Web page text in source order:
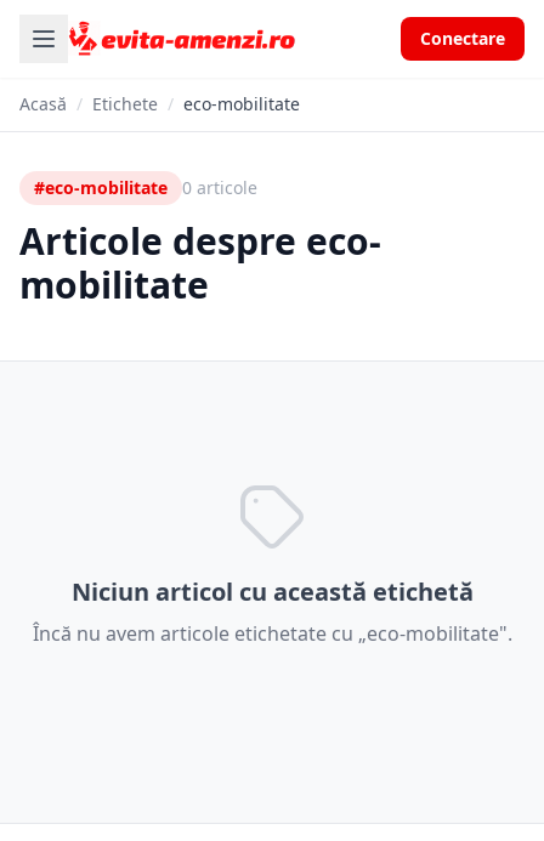
Conectare
Acasă / Etichete / eco-mobilitate
#eco-mobilitate 0 articole
Articole despre eco-
mobilitate
Niciun articol cu această etichetă
Încă nu avem articole etichetate cu „eco-mobilitate".